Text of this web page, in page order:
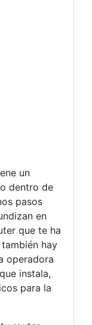
un
dentro de
pasos
en
que te ha
hay
operadora
instala,
para la